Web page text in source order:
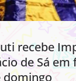
recebe
de Sá em
domingo